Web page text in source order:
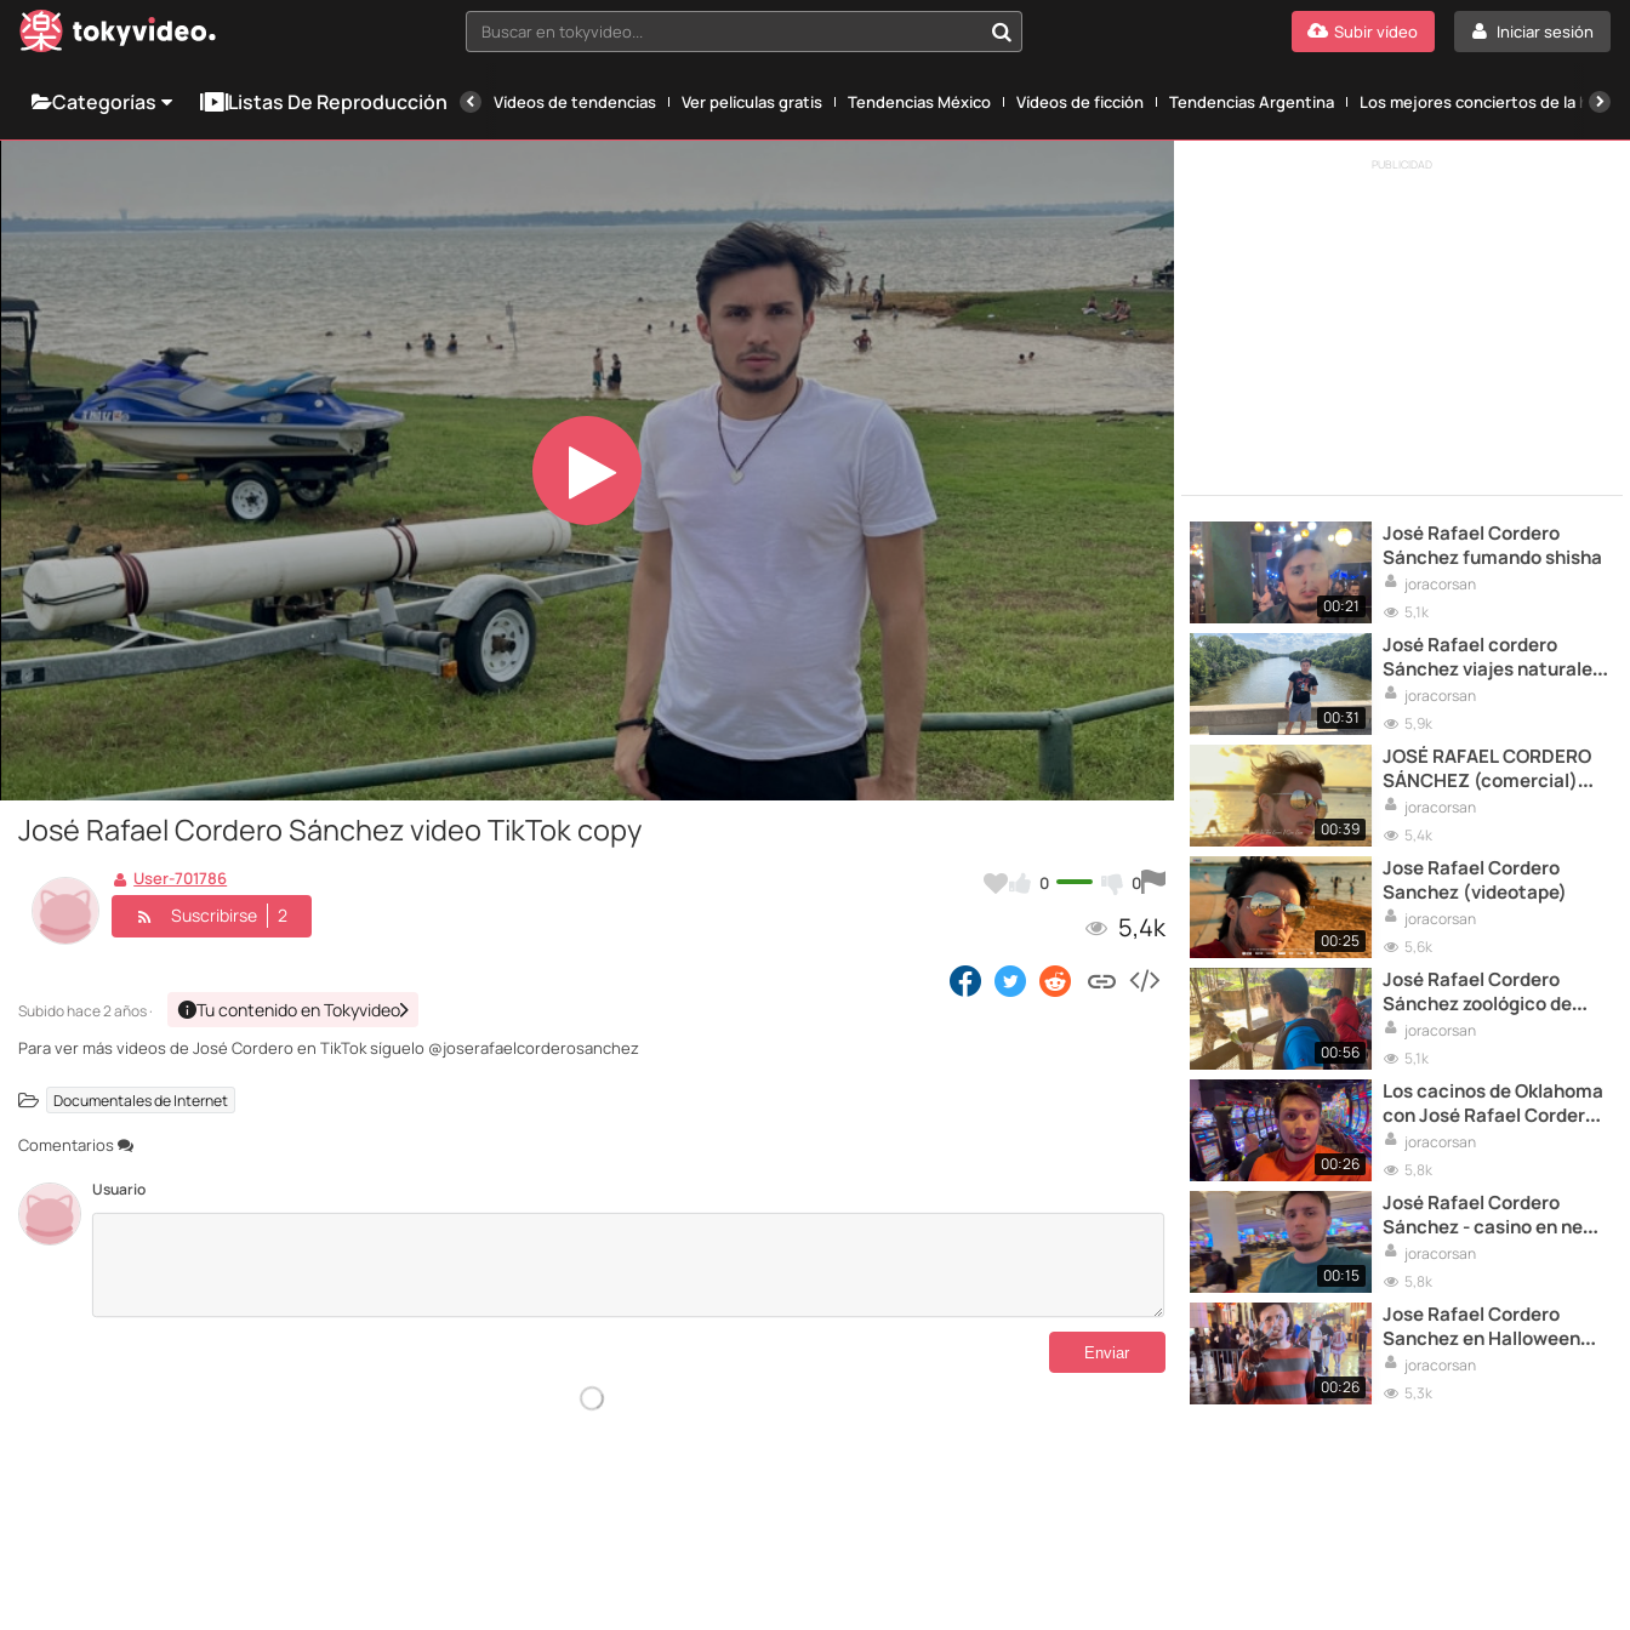
Buscar en tokyvideo... Iniciar sesión
Subir vídeo
Categorías Listas De Reproducción Vídeos de tendencias Ver películas gratis Tendencias México Vídeos de ficción Tendencias Argentina Los mejores conciertos de la
Play
Video
José Rafael Cordero Sánchez video TikTok copy
0 0
5,4k
User-701786
Suscribirse 2
Subidohace 2 años · Tu contenido en Tokyvideo
Para ver más videos de José Cordero en TikTok síguelo @joserafaelcorderosanchez
Documentales de Internet
Comentarios
Usuario
PUBLICIDAD
00:21
José Rafael Cordero
Sánchez fumando shisha
joracorsan
5,1k
00:31
José Rafael cordero
Sánchez viajes naturales
(amazonas)
joracorsan
5,9k
00:39
JOSÉ RAFAEL CORDERO
SÁNCHEZ (comercial)
Frisco Lake texas
joracorsan
5,4k
00:25
Jose Rafael Cordero
Sanchez (videotape)
joracorsan
5,6k
00:56
José Rafael Cordero
Sánchez zoológico de
Dallas
joracorsan
5,1k
00:26
Los cacinos de Oklahoma
con José Rafael Cordero
Sánchez
joracorsan
5,8k
00:15
José Rafael Cordero
Sánchez - casino en new
Orleans
joracorsan
5,8k
00:26
Jose Rafael Cordero
Sanchez en Halloween
2024 New Orleans
joracorsan
5,3k